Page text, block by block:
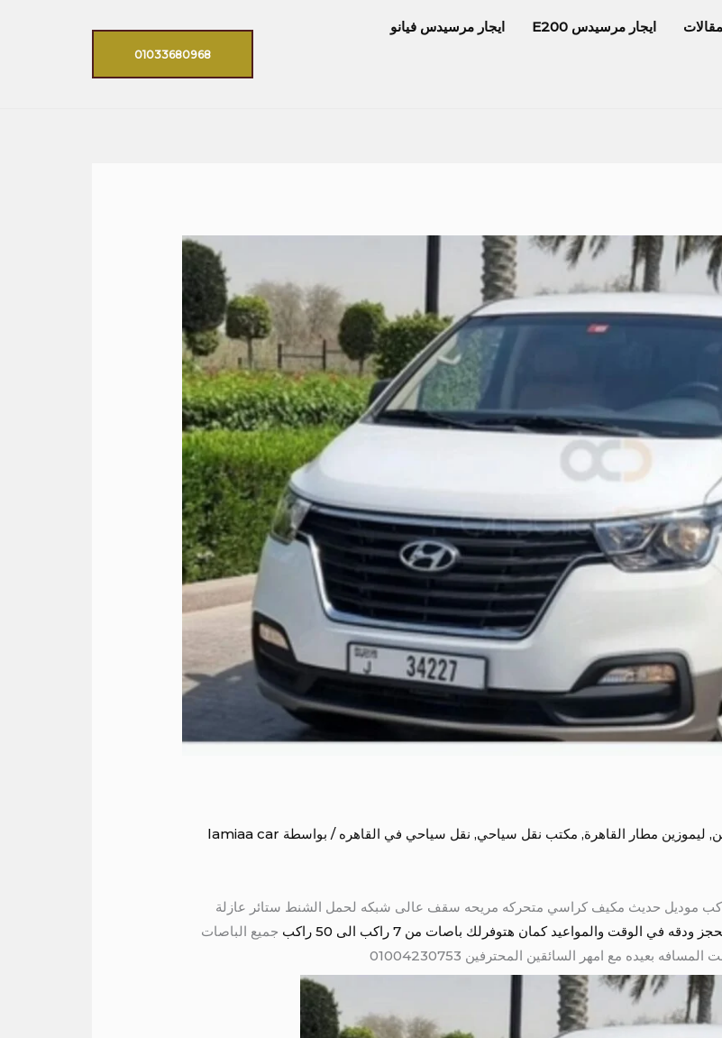
ايجار مرسيدس E200 ايجار مرسيدس فيانو
01033680968
, ليموزين مطار القاهرة, مكتب نقل سياحي, نقل سياحي في القاهره / بواسطة lamiaa car
فان عائلي 01004230753 هيونداى اتش وان 7 راكب موديل حديث مكيف كراسي متحركه مريحه سقف عالى شبكه لحمل الشنط ستائر عازلة
جميع الباصات
بعيده مع امهر السائقين المحترفين 01004230753